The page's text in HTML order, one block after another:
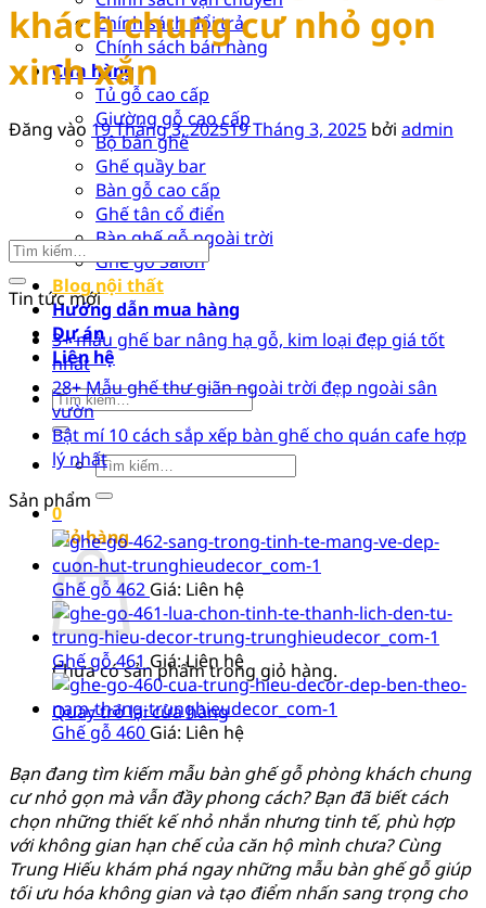
Chính sách đổi trả
Chính sách bán hàng
Cửa hàng
Tủ gỗ cao cấp
Giường gỗ cao cấp
Bộ bàn ghế
Ghế quầy bar
Bàn gỗ cao cấp
Ghế tân cổ điển
Bàn ghế gỗ ngoài trời
Ghế gỗ Salon
Blog nội thất
Hướng dẫn mua hàng
Dự án
Liên hệ
Tìm
kiếm:
Tìm
kiếm:
0
Giỏ hàng
Chưa có sản phẩm trong giỏ hàng.
Quay trở lại cửa hàng
khách chung cư nhỏ gọn
xinh xắn
Đăng vào 19 Tháng 3, 202519 Tháng 3, 2025 bởi admin
Tin tức mới
3+ mẫu ghế bar nâng hạ gỗ, kim loại đẹp giá tốt
nhất
28+ Mẫu ghế thư giãn ngoài trời đẹp ngoài sân
vườn
Bật mí 10 cách sắp xếp bàn ghế cho quán cafe hợp
lý nhất
Sản phẩm
Ghế gỗ 462 Giá: Liên hệ
Ghế gỗ 461 Giá: Liên hệ
Ghế gỗ 460 Giá: Liên hệ
Bạn đang tìm kiếm mẫu bàn ghế gỗ phòng khách chung
cư nhỏ gọn mà vẫn đầy phong cách? Bạn đã biết cách
chọn những thiết kế nhỏ nhắn nhưng tinh tế, phù hợp
với không gian hạn chế của căn hộ mình chưa? Cùng
Trung Hiếu khám phá ngay những mẫu bàn ghế gỗ giúp
tối ưu hóa không gian và tạo điểm nhấn sang trọng cho